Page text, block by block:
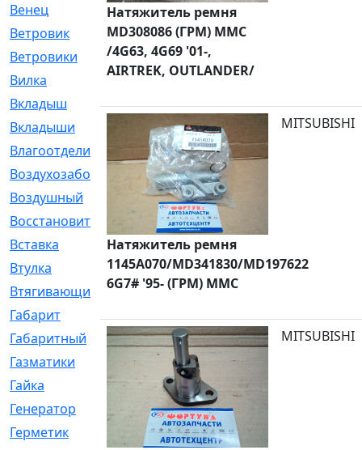
Венец
[16]
Ветровик
[132]
Ветровики
[2]
Вилка
[15]
Вкладыш
[41]
Вкладыши
[1131]
Влагоотделитель
[2]
Воздухозаборник
[2]
Воздушный
[1]
Восстановительный
[1]
Вставка
[168]
Втулка
[1875]
Втягивающий
[22]
Габарит
[286]
Габаритный
[6]
Газматики
Гайка
[104]
Генератор
[148]
Герметик
[15]
Натяжитель ремня
MD308086 (ГРМ) MMC
/4G63, 4G69 '01-,
AIRTREK, OUTLANDER/
Натяжитель ремня
1145A070/MD341830/MD197622
6G7# '95- (ГРМ) MMC
MITSUBISHI
MITSUBISHI